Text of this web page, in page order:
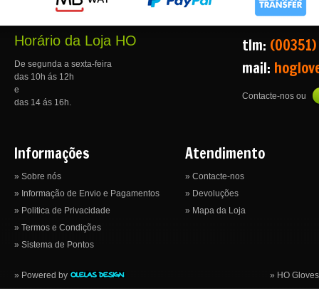
Horário da Loja HO
De segunda a sexta-feira
das 10h ás 12h
e
das 14 ás 16h.
tlm:
mail:
Contacte-nos ou
Informações
» Sobre nós
» Informação de Envio e Pagamentos
» Politica de Privacidade
» Termos e Condições
» Sistema de Pontos
Atendimento
» Contacte-nos
» Devoluções
» Mapa da Loja
» Powered by » HO